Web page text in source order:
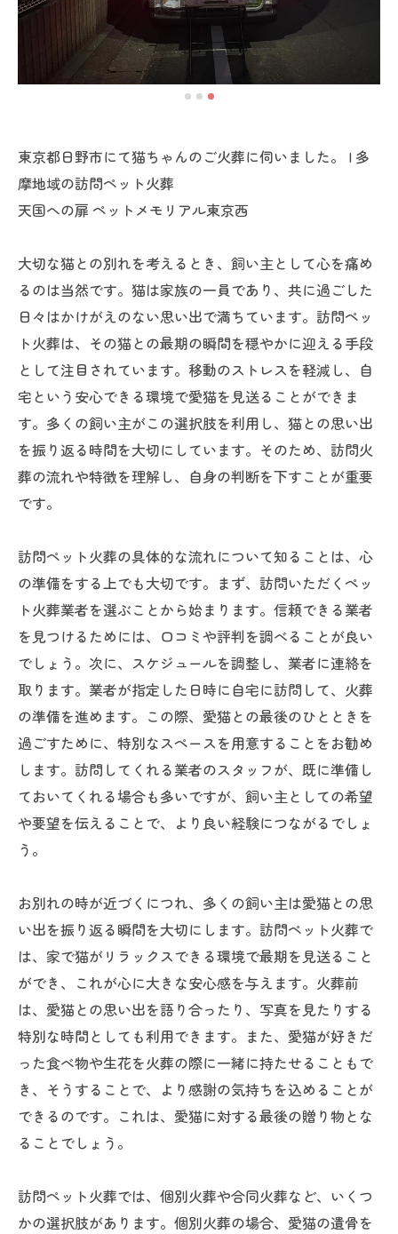
東京都日野市にて猫ちゃんのご火葬に伺いました。 | 多
摩地域の訪問ペット火葬
天国への扉 ペットメモリアル東京西
大切な猫との別れを考えるとき、飼い主として心を痛め
るのは当然です。猫は家族の一員であり、共に過ごした
日々はかけがえのない思い出で満ちています。訪問ペッ
ト火葬は、その猫との最期の瞬間を穏やかに迎える手段
として注目されています。移動のストレスを軽減し、自
宅という安心できる環境で愛猫を見送ることができま
す。多くの飼い主がこの選択肢を利用し、猫との思い出
を振り返る時間を大切にしています。そのため、訪問火
葬の流れや特徴を理解し、自身の判断を下すことが重要
です。
訪問ペット火葬の具体的な流れについて知ることは、心
の準備をする上でも大切です。まず、訪問いただくペッ
ト火葬業者を選ぶことから始まります。信頼できる業者
を見つけるためには、口コミや評判を調べることが良い
でしょう。次に、スケジュールを調整し、業者に連絡を
取ります。業者が指定した日時に自宅に訪問して、火葬
の準備を進めます。この際、愛猫との最後のひとときを
過ごすために、特別なスペースを用意することをお勧め
します。訪問してくれる業者のスタッフが、既に準備し
ておいてくれる場合も多いですが、飼い主としての希望
や要望を伝えることで、より良い経験につながるでしょ
う。
お別れの時が近づくにつれ、多くの飼い主は愛猫との思
い出を振り返る瞬間を大切にします。訪問ペット火葬で
は、家で猫がリラックスできる環境で最期を見送ること
ができ、これが心に大きな安心感を与えます。火葬前
は、愛猫との思い出を語り合ったり、写真を見たりする
特別な時間としても利用できます。また、愛猫が好きだ
った食べ物や生花を火葬の際に一緒に持たせることもで
き、そうすることで、より感謝の気持ちを込めることが
できるのです。これは、愛猫に対する最後の贈り物とな
ることでしょう。
訪問ペット火葬では、個別火葬や合同火葬など、いくつ
かの選択肢があります。個別火葬の場合、愛猫の遺骨を